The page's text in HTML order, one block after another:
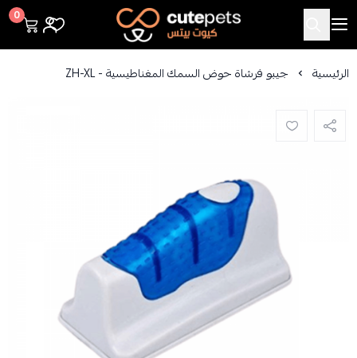
Cutepets
0
الرئيسية جيبو فرشاة حوض السمك المغناطيسية - ZH-XL